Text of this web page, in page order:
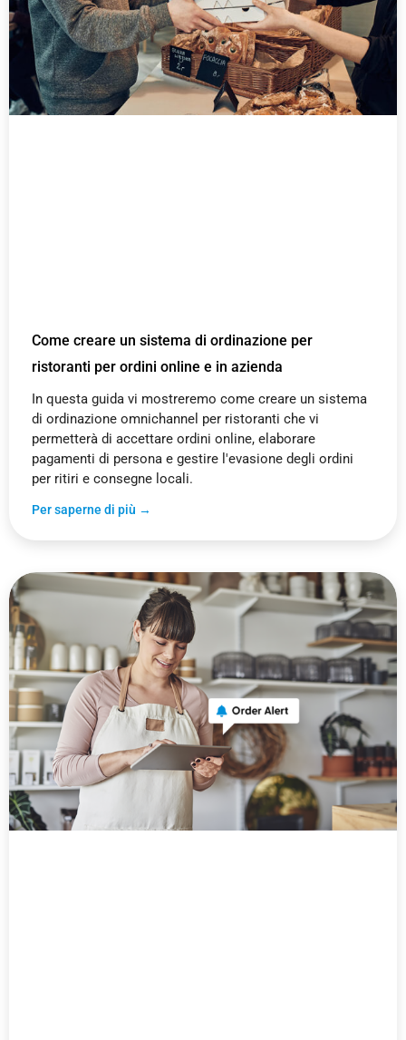
Come creare un sistema di ordinazione per
ristoranti per ordini online e in azienda
In questa guida vi mostreremo come creare un sistema
di ordinazione omnichannel per ristoranti che vi
permetterà di accettare ordini online, elaborare
pagamenti di persona e gestire l'evasione degli ordini
per ritiri e consegne locali.
Per saperne di più →